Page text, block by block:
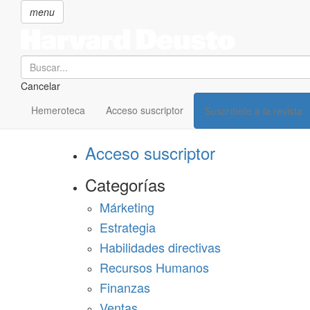
menu
Search
Cancelar
Hemeroteca Acceso suscriptor Suscríbete a la revista
SECCIONES
Suscríbete a Harvard Deusto
Acceso suscriptor
Categorías
Márketing
Estrategia
Habilidades directivas
Recursos Humanos
Finanzas